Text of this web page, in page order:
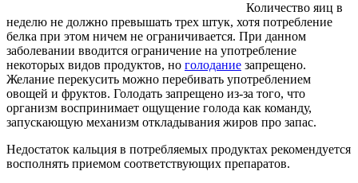
Количество яиц в
неделю не должно превышать трех штук, хотя потребление
белка при этом ничем не ограничивается. При данном
заболевании вводится ограничение на употребление
некоторых видов продуктов, но голодание запрещено.
Желание перекусить можно перебивать употреблением
овощей и фруктов. Голодать запрещено из-за того, что
организм воспринимает ощущение голода как команду,
запускающую механизм откладывания жиров про запас.
Недостаток кальция в потребляемых продуктах рекомендуется
восполнять приемом соответствующих препаратов.